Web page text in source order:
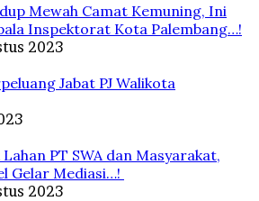
Mewah Camat Kemuning, Ini
Inspektorat Kota Palembang…!
2023
Jabat PJ Walikota
PT SWA dan Masyarakat,
Gelar Mediasi…!
2023